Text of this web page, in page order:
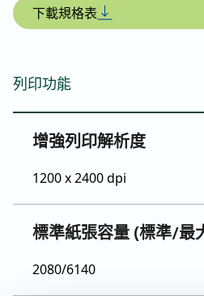
下載規格表
列印功能
增強列印解析度
1200 x 2400 dpi
標準紙張容量 (標準/最
2080/6140